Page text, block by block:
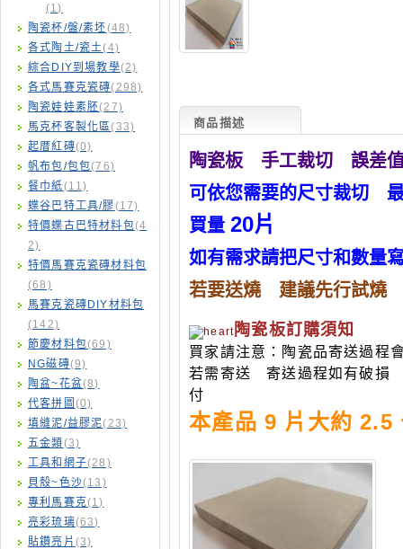
(1)
陶瓷杯/盤/素坯(48)
各式陶土/瓷土(4)
綜合DIY到場教學(2)
各式馬賽克瓷磚(298)
陶瓷娃娃素胚(27)
馬克杯客製化區(33)
起厝紅磚(0)
帆布包/包包(76)
餐巾紙(11)
蝶谷巴特工具/膠(17)
特價蝶古巴特材料包(4
2)
特價馬賽克瓷磚材料包
(68)
馬賽克瓷磚DIY材料包
(142)
節慶材料包(69)
NG磁磚(9)
陶盆~花盆(8)
代客拼圖 (0)
填縫泥/益膠泥(23)
五金類 (3)
工具和網子(28)
貝殼~色沙(13)
專利馬賽克(1)
亮彩琉璃(63)
貼鑽亮片 (3)
商品描述
陶瓷板 手工裁切 誤差
可依您需要的尺寸裁切
買量20片
如有需求請把尺寸和數量
若要送燒 建議先行試燒
陶瓷板訂購須知
買家請注意：陶瓷品寄送過
若需寄送 寄送過程如有破損
付
本產品 9 片大約